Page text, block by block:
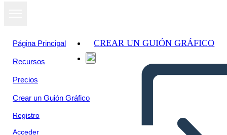
Página Principal
Recursos
Precios
Crear un Guión Gráfico
Registro
Acceder
CREAR UN GUIÓN GRÁFICO